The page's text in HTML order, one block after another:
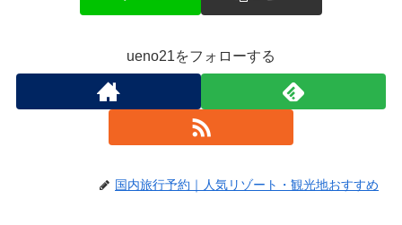
ueno21をフォローする
国内旅行予約｜人気リゾート・観光地おすすめ